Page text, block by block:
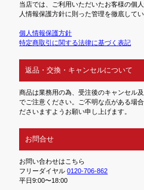
当店では、ご利用いただいたお客様の個
人情報保護方針に則った管理を徹底してい
個人情報保護方針
特定商取引に関する法律に基づく表記
返品・交換・キャンセルについて
商品は業務用の為、受注後のキャンセル
でご注意ください。ご不明な点がある場
ださいますようお願い申し上げます。
お問合せ
お問い合わせはこちら
フリーダイヤル0120-706-862
平日9:00〜18:00